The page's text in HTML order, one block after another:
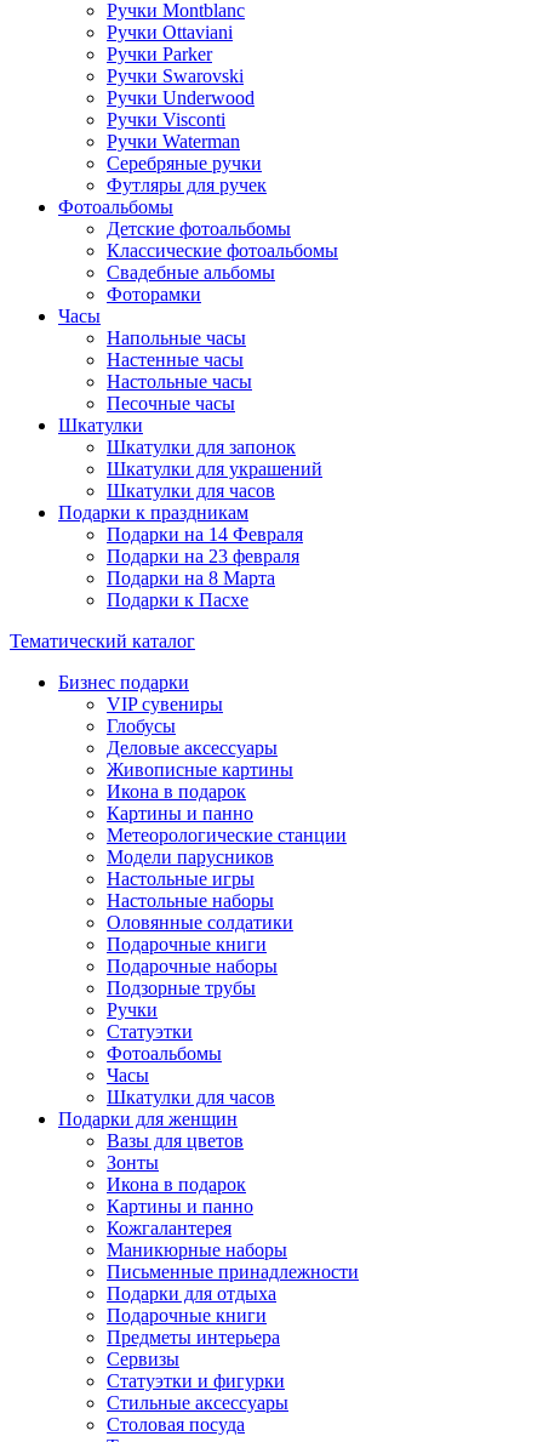
Ручки Montblanc
Ручки Ottaviani
Ручки Parker
Ручки Swarovski
Ручки Underwood
Ручки Visconti
Ручки Waterman
Серебряные ручки
Футляры для ручек
Фотоальбомы
Детские фотоальбомы
Классические фотоальбомы
Свадебные альбомы
Фоторамки
Часы
Напольные часы
Настенные часы
Настольные часы
Песочные часы
Шкатулки
Шкатулки для запонок
Шкатулки для украшений
Шкатулки для часов
Подарки к праздникам
Подарки на 14 Февраля
Подарки на 23 февраля
Подарки на 8 Марта
Подарки к Пасхе
Тематический каталог
Бизнес подарки
VIP сувениры
Глобусы
Деловые аксессуары
Живописные картины
Икона в подарок
Картины и панно
Метеорологические станции
Модели парусников
Настольные игры
Настольные наборы
Оловянные солдатики
Подарочные книги
Подарочные наборы
Подзорные трубы
Ручки
Статуэтки
Фотоальбомы
Часы
Шкатулки для часов
Подарки для женщин
Вазы для цветов
Зонты
Икона в подарок
Картины и панно
Кожгалантерея
Маникюрные наборы
Письменные принадлежности
Подарки для отдыха
Подарочные книги
Предметы интерьера
Сервизы
Статуэтки и фигурки
Стильные аксессуары
Столовая посуда